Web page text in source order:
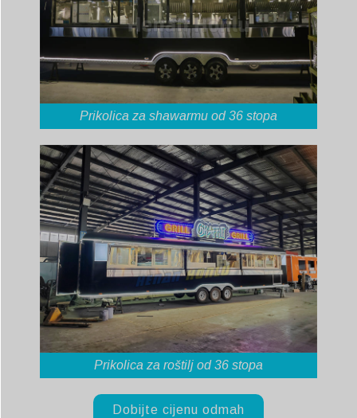
Prikolica za shawarmu od 36 stopa
Prikolica za roštilj od 36 stopa
Dobijte cijenu odmah